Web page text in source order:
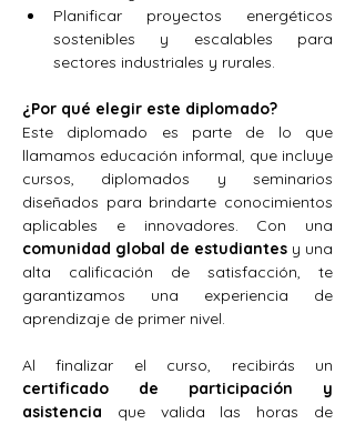
Planificar proyectos energéticos
sostenibles y escalables para
sectores industriales y rurales.
¿Por qué elegir este diplomado?
Este diplomado es parte de lo que
llamamos educación informal, que incluye
cursos, diplomados y seminarios
diseñados para brindarte conocimientos
comunidad global de estudiantes y una
alta calificación de satisfacción, te
garantizamos una experiencia de
aprendizaje de primer nivel.
certificado de participación y
asistencia que valida las horas de